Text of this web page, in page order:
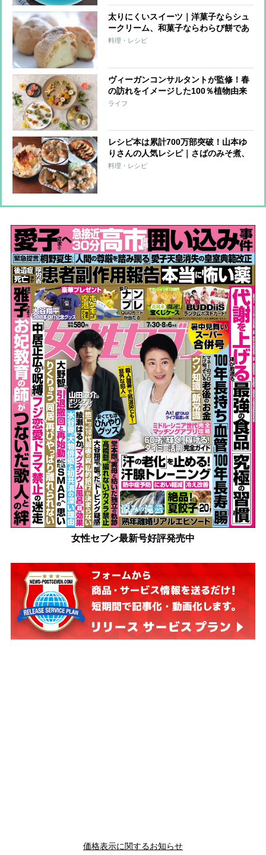
太りにくいスイーツ｜洋菓子ならシュ
ークリーム、和菓子ならわらび餅であ
る理由
料理・レシピ
ヴィーガンコンサルタントが監修！春
の訪れをイメージした100％植物由来
「ヴィーガンアフタヌーンティー」
ライフ
レシピ本は累計700万部突破！山本ゆ
りさんの人気レシピ｜さばのみそ煮、
バスクチーズケーキなど5品
料理・レシピ
女性セブン最新号好評発売中
価格表示に関するお知らせ